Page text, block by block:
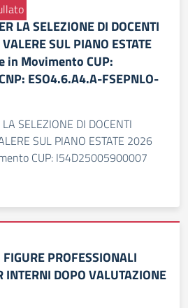
LA SELEZIONE DI DOCENTI
SUL PIANO ESTATE
in Movimento CUP:
ESO4.6.A4.A-FSEPNLO-
SELEZIONE DI DOCENTI
SUL PIANO ESTATE 2026
CUP: I54D25005900007
PROFESSIONALI
INTERNI DOPO VALUTAZIONE